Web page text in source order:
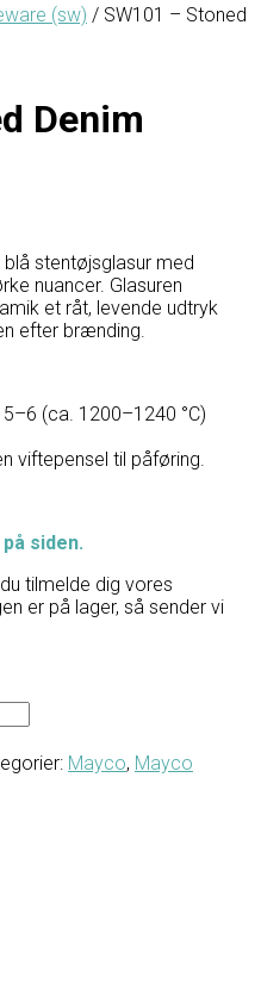
(sw) / SW101 – Stoned
Denim
stentøjsglasur med
nuancer. Glasuren
et råt, levende udtryk
efter brænding.
(ca. 1200–1240 °C)
viftepensel til påføring.
siden.
tilmelde dig vores
er på lager, så sender vi
Mayco, Mayco